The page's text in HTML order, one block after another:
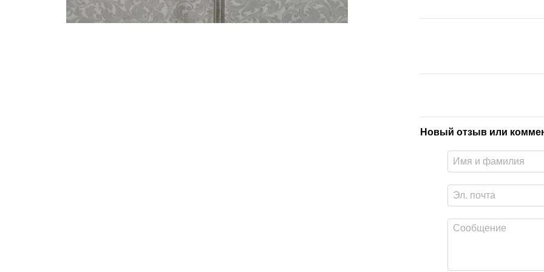
Новый отзыв или